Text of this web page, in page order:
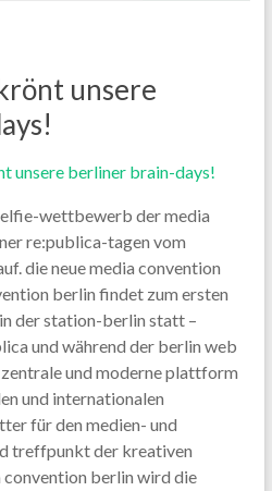
unsere
wettbewerb der media
re:publica-tagen vom
die neue media convention
berlin findet zum ersten
der station-berlin statt –
und während der berlin web
und moderne plattform
und internationalen
für den medien- und
treffpunkt der kreativen
berlin wird die